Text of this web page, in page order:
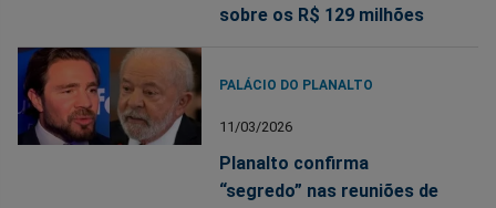
sobre os R$ 129 milhões
PALÁCIO DO PLANALTO
11/03/2026
Planalto confirma
“segredo” nas reuniões de